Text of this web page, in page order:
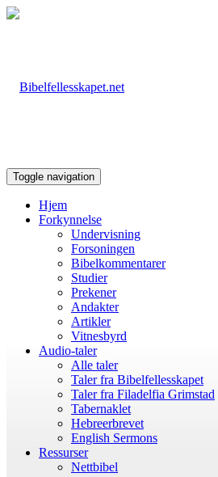
Toggle navigation
Hjem
Forkynnelse
Undervisning
Forsoningen
Bibelkommentarer
Studier
Prekener
Andakter
Artikler
Vitnesbyrd
Audio-taler
Alle taler
Taler fra Bibelfellesskapet
Taler fra Filadelfia Grimstad
Tabernaklet
Hebreerbrevet
English Sermons
Ressurser
Nettbibel